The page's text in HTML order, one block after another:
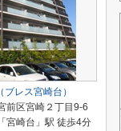
レス宮崎台）
前区宮崎２丁目9-6
宮崎台」駅 徒歩4分